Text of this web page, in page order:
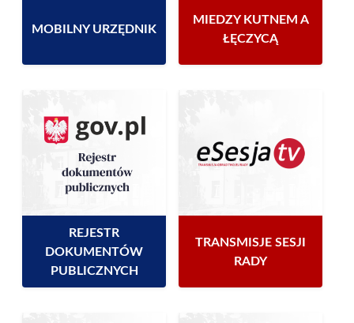
MOBILNY URZĘDNIK
MIEDZY KUTNEM A
ŁĘCZYCĄ
REJESTR
DOKUMENTÓW
PUBLICZNYCH
TRANSMISJE SESJI
RADY